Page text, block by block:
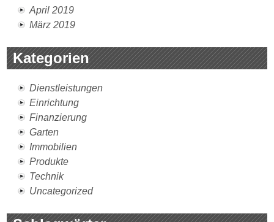
April 2019
März 2019
Kategorien
Dienstleistungen
Einrichtung
Finanzierung
Garten
Immobilien
Produkte
Technik
Uncategorized